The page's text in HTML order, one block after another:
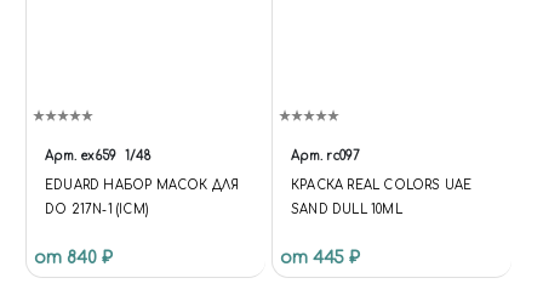
Арт. ex659 1/48
EDUARD НАБОР МАСОК ДЛЯ
DO 217N-1 (ICM)
от 840 ₽
Арт. rc097
КРАСКА REAL COLORS UAE
SAND DULL 10ML
от 445 ₽